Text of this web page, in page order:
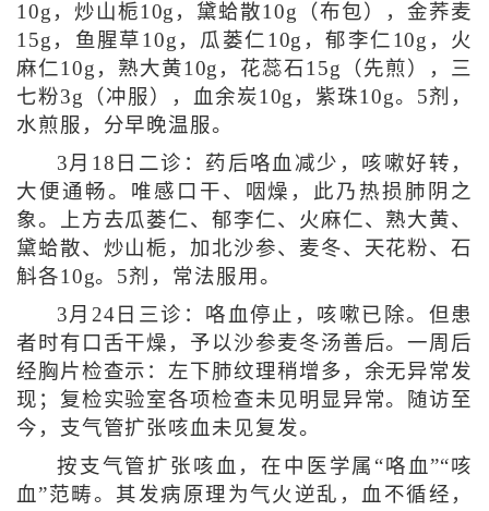
10g，炒山栀10g，黛蛤散10g（布包），金荞麦
15g，鱼腥草10g，瓜蒌仁10g，郁李仁10g，火
麻仁10g，熟大黄10g，花蕊石15g（先煎），三
七粉3g（冲服），血余炭10g，紫珠10g。5剂，
水煎服，分早晚温服。
3月18日二诊：药后咯血减少，咳嗽好转，
大便通畅。唯感口干、咽燥，此乃热损肺阴之
象。上方去瓜蒌仁、郁李仁、火麻仁、熟大黄、
黛蛤散、炒山栀，加北沙参、麦冬、天花粉、石
斛各10g。5剂，常法服用。
3月24日三诊：咯血停止，咳嗽已除。但患
者时有口舌干燥，予以沙参麦冬汤善后。一周后
经胸片检查示：左下肺纹理稍增多，余无异常发
现；复检实验室各项检查未见明显异常。随访至
今，支气管扩张咳血未见复发。
按支气管扩张咳血，在中医学属“咯血”“咳
血”范畴。其发病原理为气火逆乱，血不循经，